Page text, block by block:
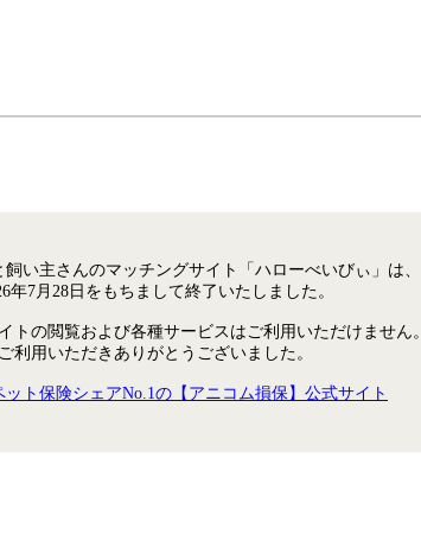
飼い主さんのマッチングサイト「ハローべいびぃ」は、
年7月28日をもちまして終了いたしました。
トの閲覧および各種サービスはご利用いただけません
ご利用いただきありがとうございました。
ット保険シェアNo.1の【アニコム損保】公式サイト